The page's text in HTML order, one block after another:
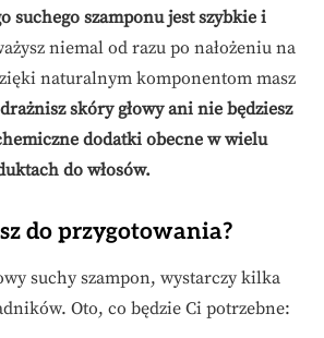
suchego szamponu jest szybkie i
niemal od razu po nałożeniu na
naturalnym komponentom masz
skóry głowy ani nie będziesz
dodatki obecne w wielu
do włosów.
do przygotowania?
suchy szampon, wystarczy kilka
Oto, co będzie Ci potrzebne: